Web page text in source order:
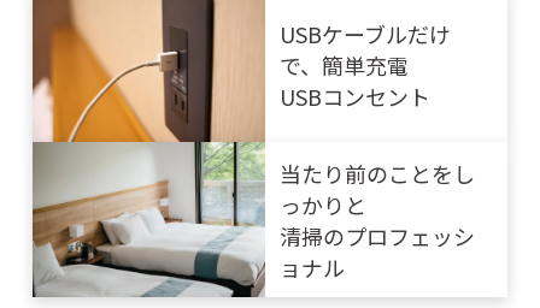
のお供にプリペイド
SIM
ベビーもいっしょに
お越しください
USBケーブルだけ
で、簡単充電
USBコンセント
当たり前のことをし
っかりと
清掃のプロフェッシ
ョナル